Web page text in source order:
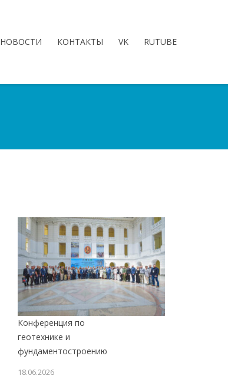
НОВОСТИ КОНТАКТЫ VK RUTUBE
Конференция по
геотехнике и
фундаментостроению
18.06.2026